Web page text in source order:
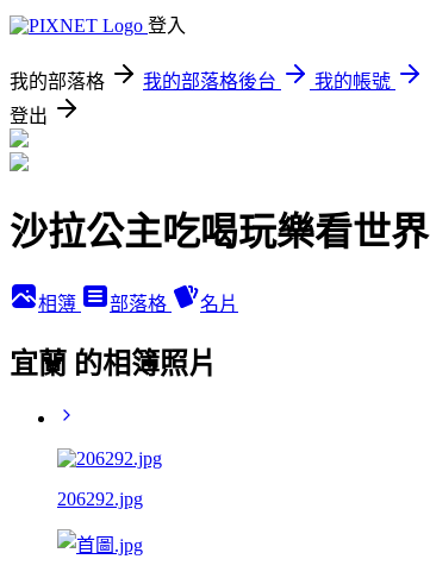
登入
我的部落格 我的部落格後台
我的帳號
登出
沙拉公主吃喝玩樂看世界
相簿 部落格 名片
宜蘭 的相簿照片
206292.jpg